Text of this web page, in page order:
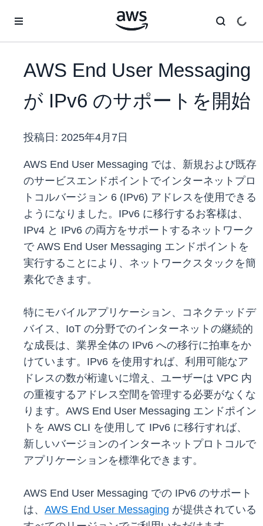
AWS End User Messaging
が IPv6 のサポートを開始
投稿日: 2025年4月7日
AWS End User Messaging では、新規および既存
のサービスエンドポイントでインターネットプロ
トコルバージョン 6 (IPv6) アドレスを使用できる
ようになりました。IPv6 に移行するお客様は、
IPv4 と IPv6 の両方をサポートするネットワーク
で AWS End User Messaging エンドポイントを
実行することにより、ネットワークスタックを簡
素化できます。
特にモバイルアプリケーション、コネクテッドデ
バイス、IoT の分野でのインターネットの継続的
な成長は、業界全体の IPv6 への移行に拍車をか
けています。IPv6 を使用すれば、利用可能なア
ドレスの数が桁違いに増え、ユーザーは VPC 内
の重複するアドレス空間を管理する必要がなくな
ります。AWS End User Messaging エンドポイン
トを AWS CLI を使用して IPv6 に移行すれば、
新しいバージョンのインターネットプロトコルで
アプリケーションを標準化できます。
AWS End User Messaging での IPv6 のサポート
は、 AWS End User Messaging が提供されている